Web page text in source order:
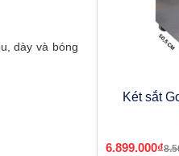
dày và bóng
Két sắt
6.899.000₫